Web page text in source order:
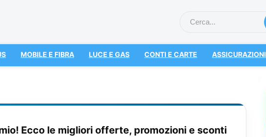
MOBILE E FIBRA LUCE E GAS CONTI E CARTE ASSICURAZIONI
Ecco le migliori offerte, promozioni e sconti